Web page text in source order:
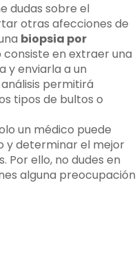
dudas sobre el
otras afecciones de
biopsia por
en extraer una
y enviarla a un
permitirá
tipos de bultos o
un médico puede
y determinar el mejor
ello, no dudes en
alguna preocupación